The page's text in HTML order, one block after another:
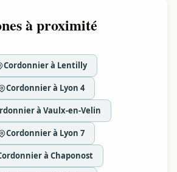
à proximité
Cordonnier à Lentilly
Cordonnier à Lyon 4
à Vaulx-en-Velin
Cordonnier à Lyon 7
à Chaponost